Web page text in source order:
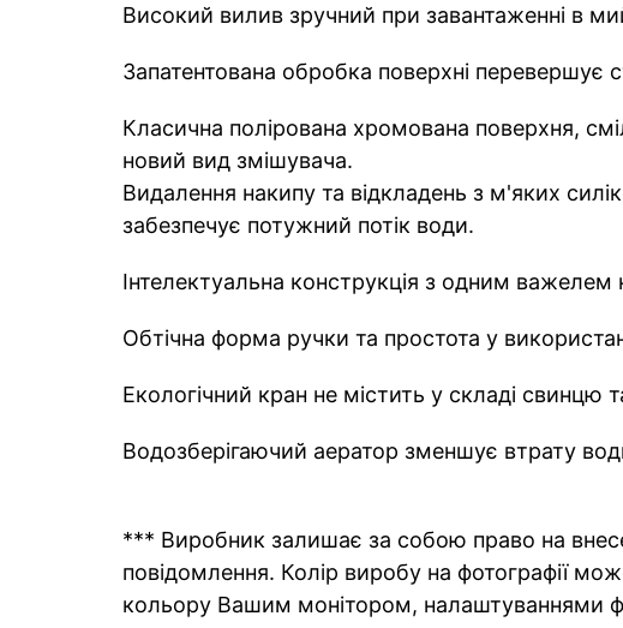
Високий вилив зручний при завантаженні в
Запатентована обробка поверхні перевершує
Класична полірована хромована поверхня,
новий вид змішувача.
Видалення накипу та відкладень з м'яких
забезпечує потужний потік води.
Інтелектуальна конструкція з одним важелем
Обтічна форма ручки та простота у
Екологічний кран не містить у складі свинцю
Водозберігаючий аератор зменшує втрату
*** Виробник залишає за собою право на
повідомлення. Колір виробу на фотографії
кольору Вашим монітором, налаштуваннями